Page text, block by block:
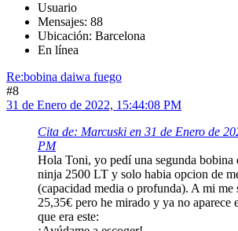
Usuario
Mensajes: 88
Ubicación: Barcelona
En línea
Re:bobina daiwa fuego
#8
31 de Enero de 2022, 15:44:08 PM
Cita de: Marcuski en 31 de Enero de
PM
Hola Toni, yo pedí una segunda bobina
ninja 2500 LT y solo habia opcion de
(capacidad media o profunda). A mi me
25,35€ pero he mirado y ya no aparece
que era este: